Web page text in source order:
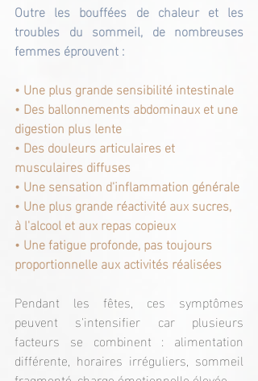
Outre les bouffées de chaleur et les
troubles du sommeil, de nombreuses
femmes éprouvent :
• Une plus grande sensibilité intestinale
• Des ballonnements abdominaux et une
digestion plus lente
• Des douleurs articulaires et
musculaires diffuses
• Une sensation d'inflammation générale
• Une plus grande réactivité aux sucres,
à l'alcool et aux repas copieux
• Une fatigue profonde, pas toujours
proportionnelle aux activités réalisées
Pendant les fêtes, ces symptômes
peuvent s'intensifier car plusieurs
facteurs se combinent : alimentation
différente, horaires irréguliers, sommeil